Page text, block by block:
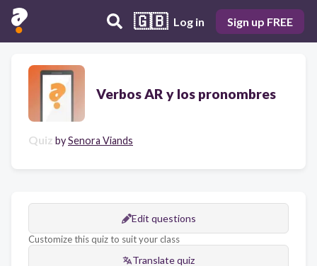
🇬🇧 Log in Sign up FREE
Verbos AR y los pronombres
Quiz bySenora Viands
Edit questions
Customize this quiz to suit your class
Translate quiz